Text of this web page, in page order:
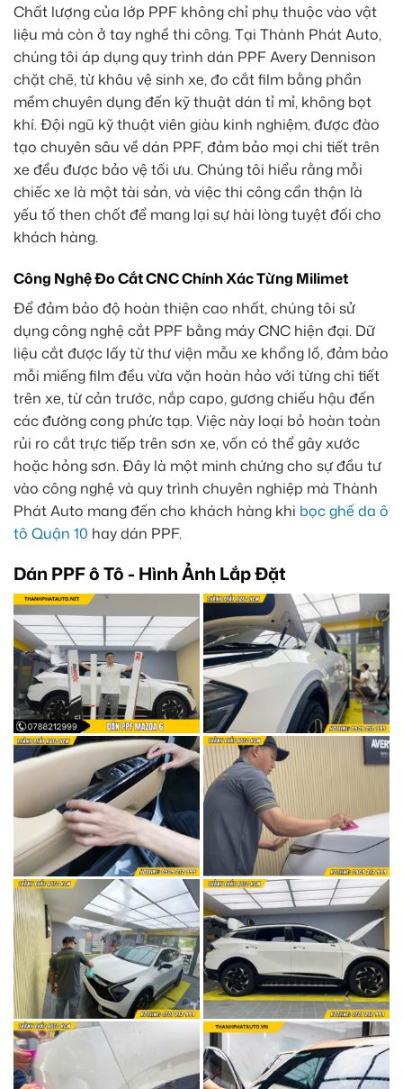
Chất lượng của lớp PPF không chỉ phụ thuộc vào vật
liệu mà còn ở tay nghề thi công. Tại Thành Phát Auto,
chúng tôi áp dụng quy trình dán PPF Avery Dennison
chặt chẽ, từ khâu vệ sinh xe, đo cắt film bằng phần
mềm chuyên dụng đến kỹ thuật dán tỉ mỉ, không bọt
khí. Đội ngũ kỹ thuật viên giàu kinh nghiệm, được đào
tạo chuyên sâu về dán PPF, đảm bảo mọi chi tiết trên
xe đều được bảo vệ tối ưu. Chúng tôi hiểu rằng mỗi
chiếc xe là một tài sản, và việc thi công cẩn thận là
yếu tố then chốt để mang lại sự hài lòng tuyệt đối cho
khách hàng.
Công Nghệ Đo Cắt CNC Chính Xác Từng Milimet
Để đảm bảo độ hoàn thiện cao nhất, chúng tôi sử
dụng công nghệ cắt PPF bằng máy CNC hiện đại. Dữ
liệu cắt được lấy từ thư viện mẫu xe khổng lồ, đảm bảo
mỗi miếng film đều vừa vặn hoàn hảo với từng chi tiết
trên xe, từ cản trước, nắp capo, gương chiếu hậu đến
các đường cong phức tạp. Việc này loại bỏ hoàn toàn
rủi ro cắt trực tiếp trên sơn xe, vốn có thể gây xước
hoặc hỏng sơn. Đây là một minh chứng cho sự đầu tư
vào công nghệ và quy trình chuyên nghiệp mà Thành
Phát Auto mang đến cho khách hàng khi bọc ghế da ô
tô Quận 10 hay dán PPF.
Dán PPF ô Tô - Hình Ảnh Lắp Đặt